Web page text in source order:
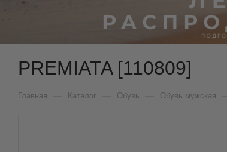
PREMIATA [110809]
Главная Каталог Обувь Обувь мужская